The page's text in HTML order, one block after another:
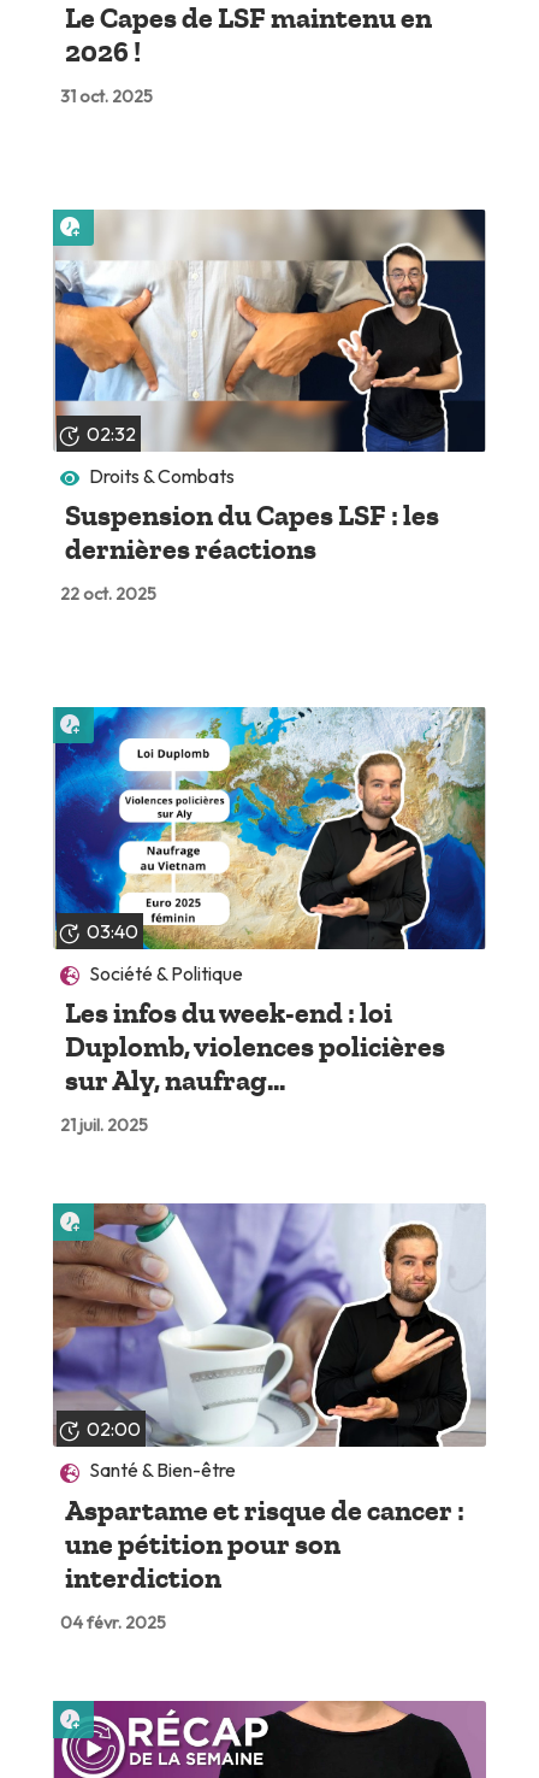
Le Capes de LSF maintenu en
2026 !
31 oct. 2025
02:32
Droits & Combats
Suspension du Capes LSF : les
dernières réactions
22 oct. 2025
03:40
Société & Politique
Les infos du week-end : loi
Duplomb, violences policières
sur Aly, naufrag...
21 juil. 2025
Lire plus tard
02:00
Santé & Bien-être
Aspartame et risque de cancer :
une pétition pour son
interdiction
04 févr. 2025
Lire plus tard
Lire plus tard